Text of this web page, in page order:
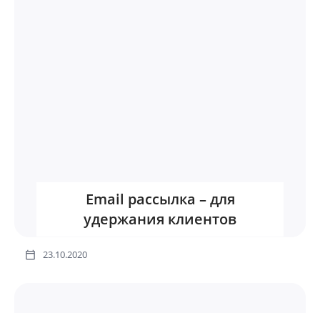
Email рассылка – для
удержания клиентов
23.10.2020